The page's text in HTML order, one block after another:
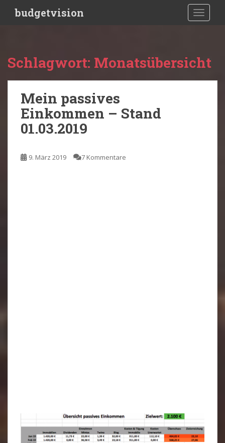
budgetvision
Schlagwort: Monatsübersicht
Mein passives
Einkommen – Stand
01.03.2019
9. März 2019 7 Kommentare